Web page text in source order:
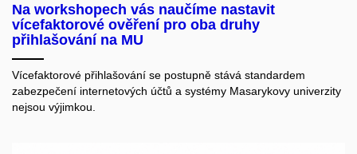
Na workshopech vás naučíme nastavit
vícefaktorové ověření pro oba druhy
přihlašování na MU
Vícefaktorové přihlašování se postupně stává standardem
zabezpečení internetových účtů a systémy Masarykovy univerzity
nejsou výjimkou.